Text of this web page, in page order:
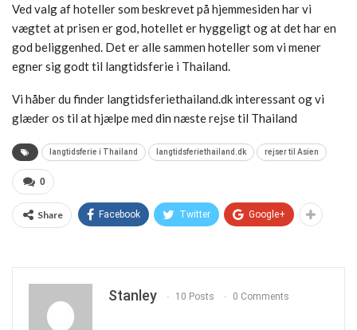
Ved valg af hoteller som beskrevet på hjemmesiden har vi
vægtet at prisen er god, hotellet er hyggeligt og at det har en
god beliggenhed. Det er alle sammen hoteller som vi mener
egner sig godt til langtidsferie i Thailand.
Vi håber du finder langtidsferiethailand.dk interessant og vi
glæder os til at hjælpe med din næste rejse til Thailand
langtidsferie i Thailand langtidsferiethailand.dk rejser til Asien
0
Share Facebook Twitter Google+
Stanley 10 Posts 0 Comments